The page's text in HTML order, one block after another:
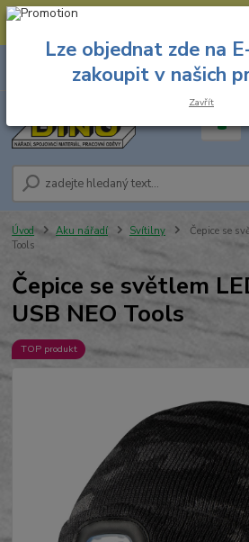
--- Spojovací materiál: 774 431 045 ---
8.00 hod. - 16.00 hod.
Úvod Aku nářadí Svítilny
Čepice se
Tools
Čepice se světlem
USB NEO Tools
TOP produkt
Lze objednat zde na
zakoupit v našich
Zavřít